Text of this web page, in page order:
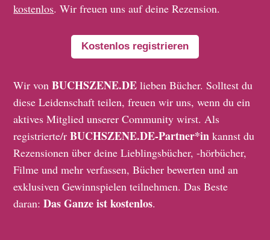
kostenlos. Wir freuen uns auf deine Rezension.
Kostenlos registrieren
Wir vonBUCHSZENE.DE lieben Bücher. Solltest du
diese Leidenschaft teilen, freuen wir uns, wenn du ein
aktives Mitglied unserer Community wirst. Als
registrierte/rBUCHSZENE.DE-Partner*in kannst du
Rezensionen über deine Lieblingsbücher, -hörbücher,
Filme und mehr verfassen, Bücher bewerten und an
exklusiven Gewinnspielen teilnehmen. Das Beste
daran:Das Ganze ist kostenlos.